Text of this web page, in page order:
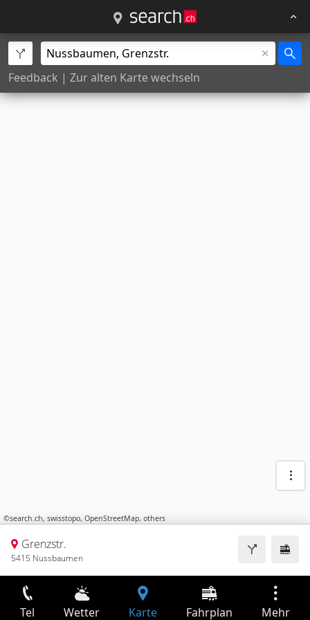
Feedback | Zur alten Karte wechseln
©search.ch, swisstopo, OpenStreetMap, others
Grenzstr.
5415 Nussbaumen
Tel Wetter Karte Fahrplan Mehr